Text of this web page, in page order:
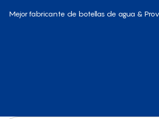
Mejor fabricante de botellas de agua &